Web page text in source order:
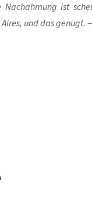
ist
und das genügt.